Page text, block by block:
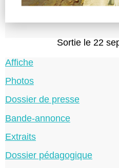
Sortie le 22
Affiche
Photos
Dossier de presse
Bande-annonce
Extraits
Dossier pédagogique